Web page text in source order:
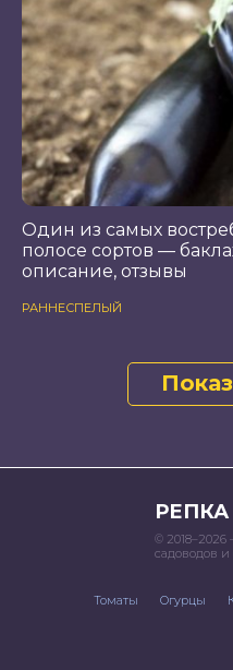
Один из самых
полосе сортов —
описание, отзывы
РАННЕСПЕЛЫЙ
РЕПКА
©
садоводов и
Томаты Огурцы